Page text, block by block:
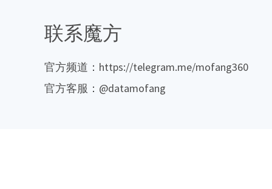
联系魔方
官方频道：https://telegram.me/mofang360
官方客服：@datamofang